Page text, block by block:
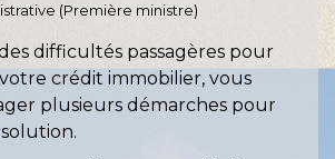
(Première ministre)
difficultés passagères pour
crédit immobilier, vous
plusieurs démarches pour